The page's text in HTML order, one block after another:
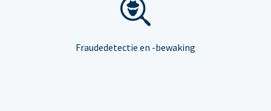
Fraudedetectie en -bewaking